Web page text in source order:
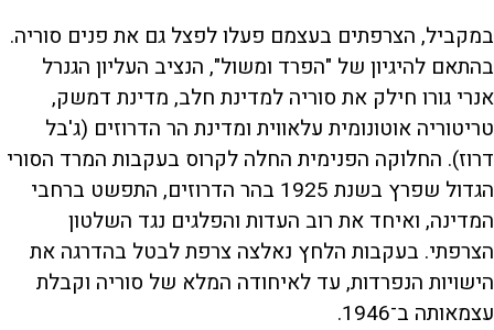
במקביל, הצרפתים בעצמם פעלו לפצל גם את פנים סוריה.
בהתאם להיגיון של "הפרד ומשול", הנציב העליון הגנרל
אנרי גורו חילק את סוריה למדינת חלב, מדינת דמשק,
טריטוריה אוטונומית עלאווית ומדינת הר הדרוזים (ג'בל
דרוז). החלוקה הפנימית החלה לקרוס בעקבות המרד הסורי
הגדול שפרץ בשנת 1925 בהר הדרוזים, התפשט ברחבי
המדינה, ואיחד את רוב העדות והפלגים נגד השלטון
הצרפתי. בעקבות הלחץ נאלצה צרפת לבטל בהדרגה את
הישויות הנפרדות, עד לאיחודה המלא של סוריה וקבלת
עצמאותה ב־1946.